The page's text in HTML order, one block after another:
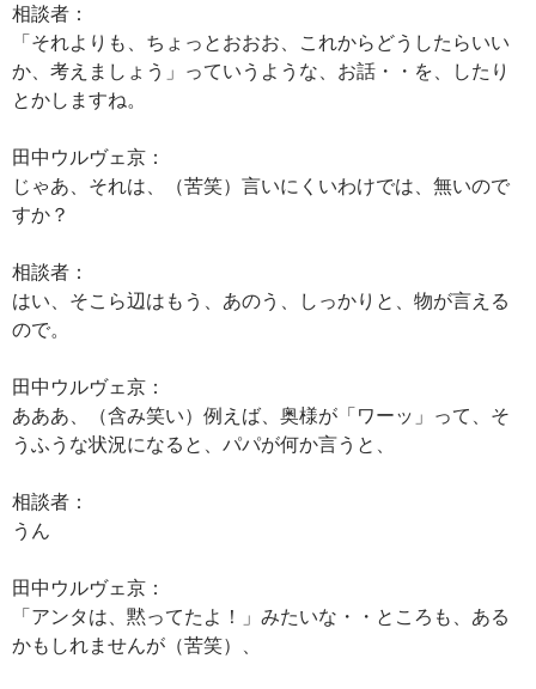
相談者：
「それよりも、ちょっとおおお、これからどうしたらいい
か、考えましょう」っていうような、お話・・を、したり
とかしますね。
田中ウルヴェ京：
じゃあ、それは、（苦笑）言いにくいわけでは、無いので
すか？
相談者：
はい、そこら辺はもう、あのう、しっかりと、物が言える
ので。
田中ウルヴェ京：
あああ、（含み笑い）例えば、奥様が「ワーッ」って、そ
うふうな状況になると、パパが何か言うと、
相談者：
うん
田中ウルヴェ京：
「アンタは、黙ってたよ！」みたいな・・ところも、ある
かもしれませんが（苦笑）、